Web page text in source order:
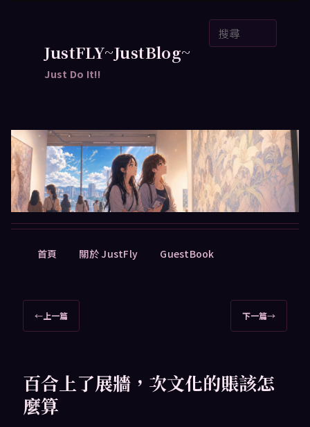
JustFLY~JustBlog~
Just Do It!!
首頁 關於 JustFly GuestBook
章
←上一篇 下一篇→
百合上了展牆，次文化的賬該怎
麼算